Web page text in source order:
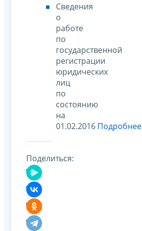
Сведения
о
работе
по
государственной
регистрации
юридических
лиц
по
состоянию
на
01.02.2016 Подробнее
Поделиться: